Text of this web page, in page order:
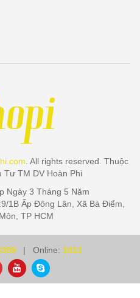
. All rights reserved. Thuộc
Tư TM DV Hoàn Phi
Ngày 3 Tháng 5 Năm
1B Ấp Đông Lân, Xã Bà Điểm,
TP HCM
| Online: 1012